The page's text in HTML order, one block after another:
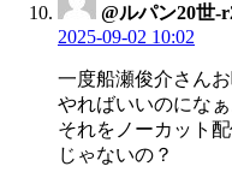
@ルパン20世-
2025-09-02 10:02
一度船瀬俊介さん
やればいいのになぁ
それをノーカット
じゃないの？